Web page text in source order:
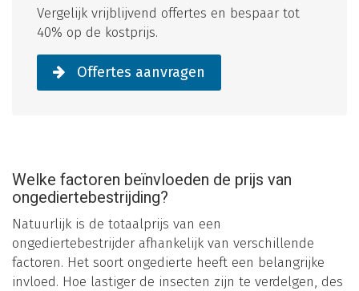
Vergelijk vrijblijvend offertes en bespaar tot
40% op de kostprijs.
Offertes aanvragen
Welke factoren beïnvloeden de prijs van
ongediertebestrijding?
Natuurlijk is de totaalprijs van een
ongediertebestrijder afhankelijk van verschillende
factoren. Het soort ongedierte heeft een belangrijke
invloed. Hoe lastiger de insecten zijn te verdelgen, des